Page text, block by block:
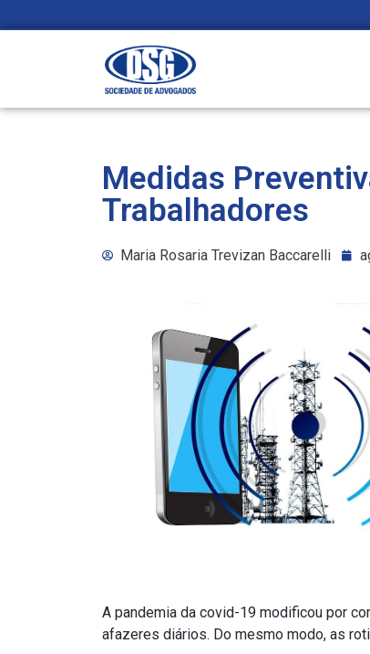
Medidas
Trabalhadores
Maria Rosaria Trevizan Baccarelli
A pandemia da covid-19 modificou por
afazeres diários. Do mesmo modo, as